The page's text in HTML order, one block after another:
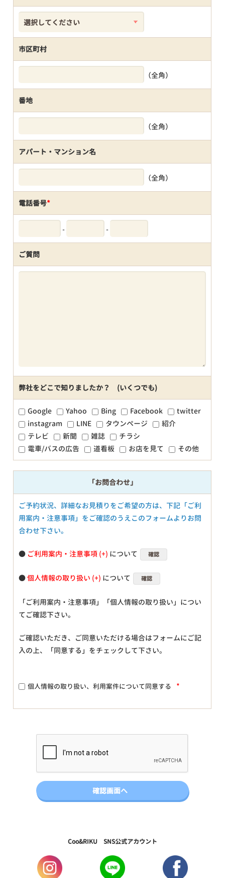
市区町村
（全角）
番地
（全角）
アパート・マンション名
（全角）
電話番号*
- -
ご質問
弊社をどこで知りましたか？ (いくつでも)
Google Yahoo Bing Facebook
twitter
instagram
LINE タウンページ
紹介
テレビ
新聞 雑誌
チラシ
電車/バスの広告
道看板 お店を見て その他
「お問合わせ」
ご予約状況、詳細なお見積りをご希望の方は、下記「ご利
用案内・注意事項」をご確認のうえこのフォームよりお問
合わせ下さい。
● ご利用案内・注意事項 について 確認
●個人情報の取り扱い について 確認
「ご利用案内・注意事項」「個人情報の取り扱い」につい
てご確認下さい。
ご確認いただき、ご同意いただける場合はフォームにご記
入の上、「同意する」をチェックして下さい。
個人情報の取り扱い、利用案件について同意する *
Coo&RIKU SNS公式アカウント